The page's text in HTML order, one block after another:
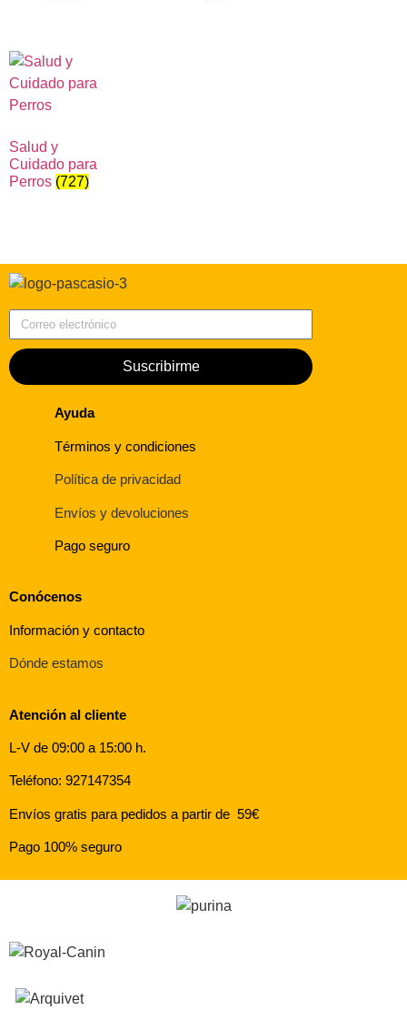
Salud y
Cuidado para
Perros (727)
Suscribirme
Ayuda
Términos y condiciones
Política de privacidad
Envíos y devoluciones
Pago seguro
Conócenos
Información y contacto
Dónde estamos
Atención al cliente
L-V de 09:00 a 15:00 h.
Teléfono: 927147354
Envíos gratis para pedidos a partir de 59€
Pago 100% seguro